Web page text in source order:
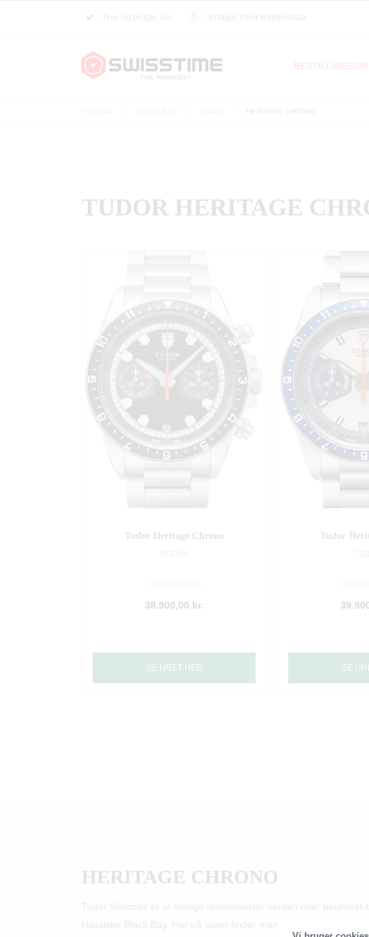
Nye og brugte ure Vi tager imod kryptovaluta
HERITAGE CHRONO
TUDOR HERITAGE
Tudor Heritage Chrono
38.900,00 kr.
SE URET HER
Tudor
SE
HERITAGE CHRONO